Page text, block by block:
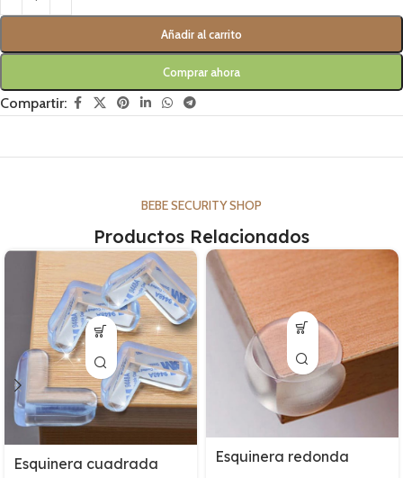
Añadir al carrito
Comprar ahora
Compartir:
BEBE SECURITY SHOP
Productos Relacionados
Esquinera cuadrada Esquinera redonda